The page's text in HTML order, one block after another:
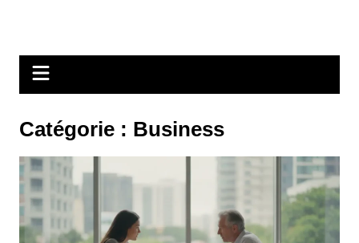
Catégorie : Business